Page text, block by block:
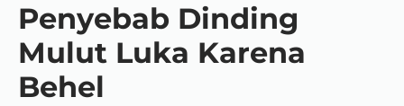
Penyebab Dinding
Mulut Luka Karena
Behel